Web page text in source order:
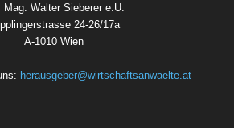
Mag. Walter Sieberer e.U.
24-26/17a
A-1010 Wien
herausgeber@wirtschaftsanwaelte.at